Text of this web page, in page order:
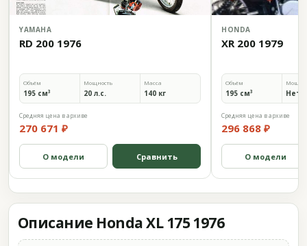
YAMAHA
RD 200 1976
Объём
195 см³
Мощность
20 л.с.
Масса
140 кг
Средняя цена в архиве
270 671 ₽
О модели Сравнить
HONDA
XR 200 1979
Объём
195 см³ Нет
Средняя цена в архиве
296 868 ₽
О модели
Описание Honda XL 175 1976